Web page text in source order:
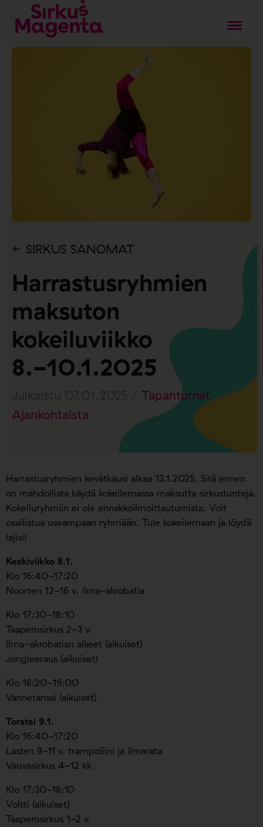
SIRKUS SANOMAT
Harrastusryhmien
maksuton
kokeiluviikko
8.-10.1.2025
Tapahtumat ,
Ajankohtaista
Harrastusryhmien kevätkausi alkaa 13.1.2025. Sitä ennen
on mahdollista käydä kokeilemassa maksutta sirkustunteja.
Kokeiluryhmiin ei ole ennakkoilmoittautumista. Voit
osallistua useampaan ryhmään. Tule kokeilemaan ja löydä
lajisi!
Keskiviikko 8.1.
Klo 16:40-17:20
Nuorten 12-16 v. ilma-akrobatia
Klo 17:30-18:10
Taaperosirkus 2-3 v.
Ilma-akrobatian alkeet (aikuiset)
Jongleeraus (aikuiset)
Klo 18:20-19:00
Vannetanssi (aikuiset)
Torstai 9.1.
Klo 16:40-17:20
Lasten 9-11 v. trampoliini ja ilmarata
Vauvasirkus 4-12 kk
Klo 17:30-18:10
Voltti (aikuiset)
Taaperosirkus 1-2 v.